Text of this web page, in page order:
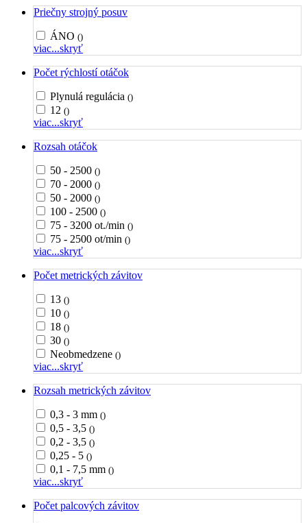
Priečny strojný posuv
ÁNO ()
viac...skryť
Počet rýchlostí otáčok
Plynulá regulácia ()
12 ()
viac...skryť
Rozsah otáčok
50 - 2500 ()
70 - 2000 ()
50 - 2000 ()
100 - 2500 ()
75 - 3200 ot./min ()
75 - 2500 ot/min ()
viac...skryť
Počet metrických závitov
13 ()
10 ()
18 ()
30 ()
Neobmedzene ()
viac...skryť
Rozsah metrických závitov
0,3 - 3 mm ()
0,5 - 3,5 ()
0,2 - 3,5 ()
0,25 - 5 ()
0,1 - 7,5 mm ()
viac...skryť
Počet palcových závitov